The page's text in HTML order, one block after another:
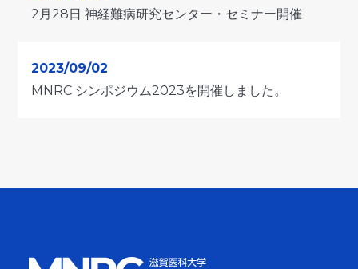
2月28日 神経難病研究センター・セミナー開催
2023/09/02
MNRC シンポジウム2023を開催しました。